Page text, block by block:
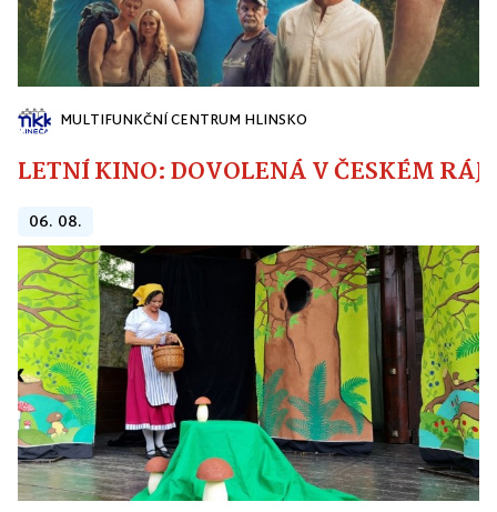
MULTIFUNKČNÍ CENTRUM HLINSKO
LETNÍ KINO: DOVOLENÁ V ČESKÉM RÁJI
06. 08.